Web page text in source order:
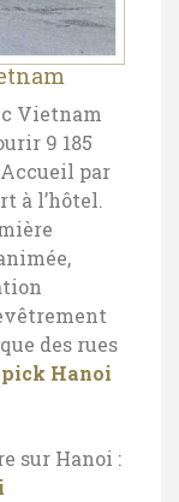
Vietnam
9 185
Accueil par
à l’hôtel.
des rues
Hanoi
sur Hanoi :